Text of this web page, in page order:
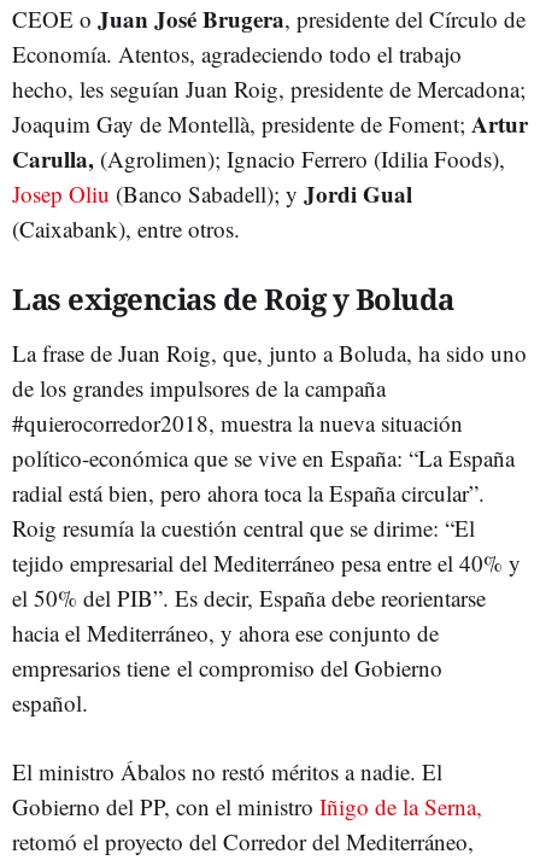
CEOE o Juan José Brugera, presidente del Círculo de
Economía. Atentos, agradeciendo todo el trabajo
hecho, les seguían Juan Roig, presidente de Mercadona;
Joaquim Gay de Montellà, presidente de Foment; Artur
Carulla, (Agrolimen); Ignacio Ferrero (Idilia Foods),
Josep Oliu (Banco Sabadell); y Jordi Gual
(Caixabank), entre otros.
Las exigencias de Roig y Boluda
La frase de Juan Roig, que, junto a Boluda, ha sido uno
de los grandes impulsores de la campaña
#quierocorredor2018, muestra la nueva situación
político-económica que se vive en España: “La España
radial está bien, pero ahora toca la España circular”.
Roig resumía la cuestión central que se dirime: “El
tejido empresarial del Mediterráneo pesa entre el 40% y
el 50% del PIB”. Es decir, España debe reorientarse
hacia el Mediterráneo, y ahora ese conjunto de
empresarios tiene el compromiso del Gobierno
español.
El ministro Ábalos no restó méritos a nadie. El
Gobierno del PP, con el ministro Iñigo de la Serna,
retomó el proyecto del Corredor del Mediterráneo,